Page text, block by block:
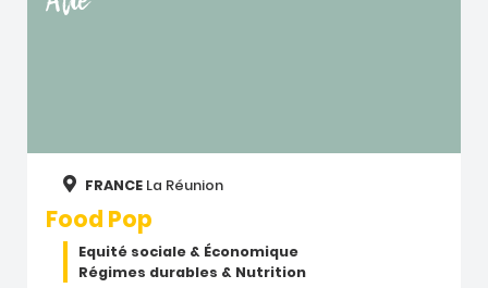
FRANCE La Réunion
Food Pop
Equité sociale & Économique
Régimes durables & Nutrition